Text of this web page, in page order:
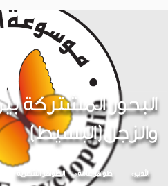
البحور المشتركة
والزجل(البسيط)
الأدب ظواهر عامة الظواهر الشعرية